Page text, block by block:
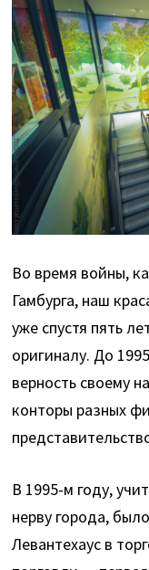
Во время войны,
Гамбурга, наш
уже спустя пять
оригиналу. До
верность своему
конторы разных
В 1995-м году,
нерву города,
Левантехаус в